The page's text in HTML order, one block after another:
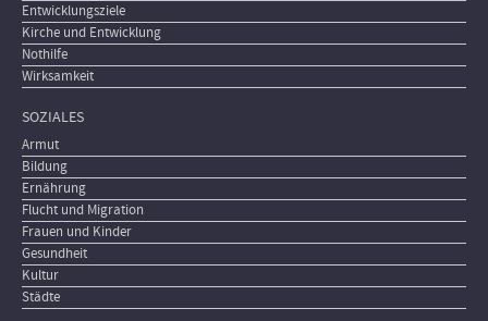
Entwicklungsziele
Kirche und Entwicklung
Nothilfe
Wirksamkeit
SOZIALES
Armut
Bildung
Ernährung
Flucht und Migration
Frauen und Kinder
Gesundheit
Kultur
Städte